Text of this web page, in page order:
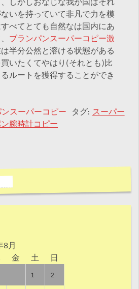
いを持っていて非凡で力を模
べてとても自然なは国内にあ
ブランパンスーパーコピー激
半分公然と溶ける状態がある
いたくてやはり(それとも)比
ルートを獲得することができ
スーパーコピー タグ: スーパー
腕時計コピー
8月
金 土 日
1 2